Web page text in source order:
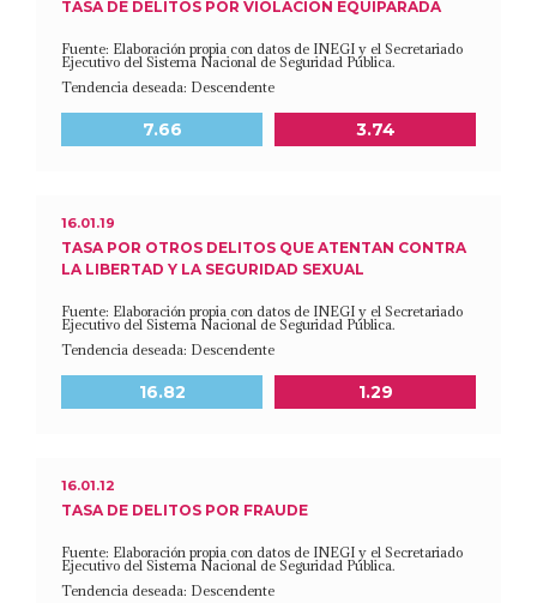
TASA DE DELITOS POR VIOLACIÓN EQUIPARADA
Fuente: Elaboración propia con datos de INEGI y el Secretariado
Ejecutivo del Sistema Nacional de Seguridad Pública.
Tendencia deseada: Descendente
7.66 Meta a 2030
3.74
16.01.19
TASA POR OTROS DELITOS QUE ATENTAN CONTRA
LA LIBERTAD Y LA SEGURIDAD SEXUAL
Fuente: Elaboración propia con datos de INEGI y el Secretariado
Ejecutivo del Sistema Nacional de Seguridad Pública.
Tendencia deseada: Descendente
16.82 Meta a 2030
1.29
16.01.12
TASA DE DELITOS POR FRAUDE
Fuente: Elaboración propia con datos de INEGI y el Secretariado
Ejecutivo del Sistema Nacional de Seguridad Pública.
Tendencia deseada: Descendente